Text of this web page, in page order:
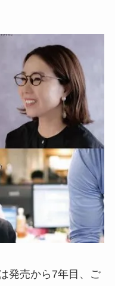
発売から7年目、ご